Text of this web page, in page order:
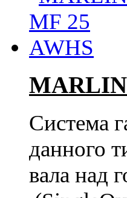
MARLIN
Система
данного
вала над